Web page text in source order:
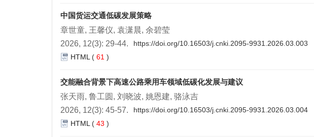
中国货运交通低碳发展策略
章世童, 王馨仪, 袁潇晨, 余碧莹
2026, 12(3): 29-44.
https://doi.org/10.16503/j.cnki.2095-9931.2026.03.003
HTML ( 61 )
交能融合背景下高速公路乘用车领域低碳化发展与建议
张天雨, 鲁工圆, 刘晓波, 姚恩建, 骆泳吉
2026, 12(3): 45-57.
https://doi.org/10.16503/j.cnki.2095-9931.2026.03.004
HTML ( 43 )